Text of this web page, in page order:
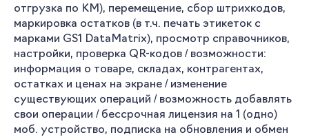
отгрузка по КМ), перемещение, сбор штрихкодов,
маркировка остатков (в т.ч. печать этикеток с
марками GS1 DataMatrix), просмотр справочников,
настройки, проверка QR-кодов / возможности:
информация о товаре, складах, контрагентах,
остатках и ценах на экране / изменение
существующих операций / возможность добавлять
свои операции / бессрочная лицензия на 1 (одно)
моб. устройство, подписка на обновления и обмен